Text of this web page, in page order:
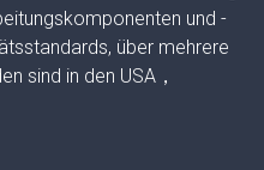
und -
über mehrere
sind in den USA，